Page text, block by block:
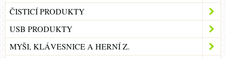
ČISTICÍ PRODUKTY
USB PRODUKTY
MYŠI, KLÁVESNICE A HERNÍ Z.